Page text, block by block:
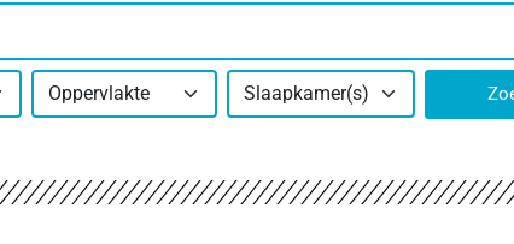
Oppervlakte Slaapkamer(s)